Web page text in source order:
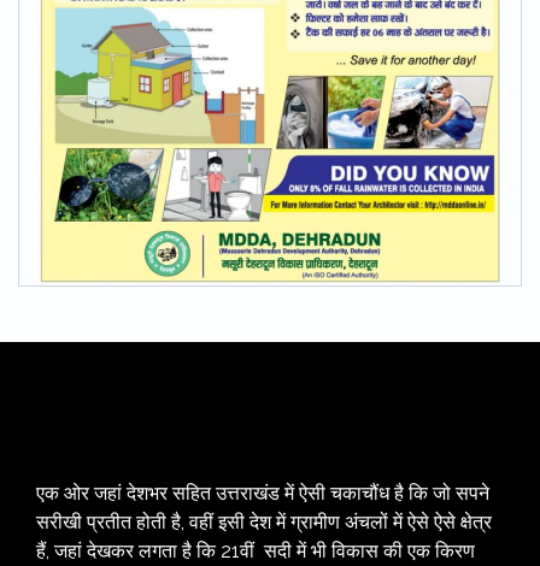
एक ओर जहां देशभर सहित उत्तराखंड में ऐसी चकाचौंध है कि जो सपने
सरीखी प्रतीत होती है, वहीं इसी देश में ग्रामीण अंचलों में ऐसे ऐसे क्षेत्र
हैं, जहां देखकर लगता है कि 21वीं सदी में भी विकास की एक किरण